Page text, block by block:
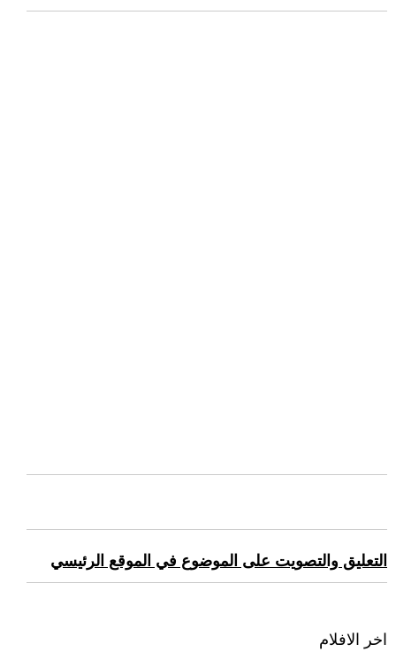
التعليق والتصويت على الموضوع في الموقع الرئيسي
اخر الافلام